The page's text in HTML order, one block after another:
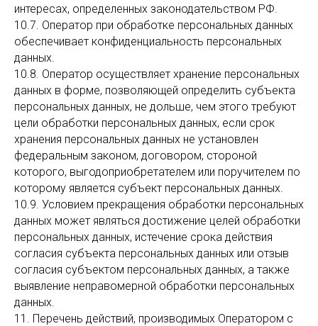
интересах, определенных законодательством РФ.
10.7. Оператор при обработке персональных данных
обеспечивает конфиденциальность персональных
данных.
10.8. Оператор осуществляет хранение персональных
данных в форме, позволяющей определить субъекта
персональных данных, не дольше, чем этого требуют
цели обработки персональных данных, если срок
хранения персональных данных не установлен
федеральным законом, договором, стороной
которого, выгодоприобретателем или поручителем по
которому является субъект персональных данных.
10.9. Условием прекращения обработки персональных
данных может являться достижение целей обработки
персональных данных, истечение срока действия
согласия субъекта персональных данных или отзыв
согласия субъектом персональных данных, а также
выявление неправомерной обработки персональных
данных.
11. Перечень действий, производимых Оператором с